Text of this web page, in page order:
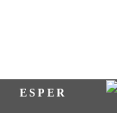
ESPER